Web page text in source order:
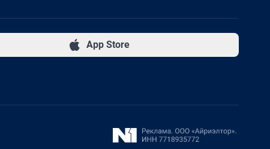
App Store